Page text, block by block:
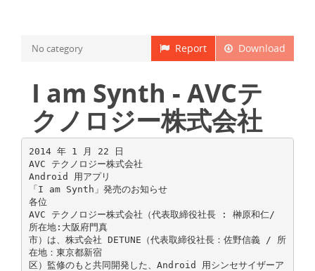
Download
Report
No category
I am Synth - AVCテ
クノロジー株式会社
2014 年 1 月 22 日
AVC テクノロジー株式会社
Android 用アプリ
「I am Synth」発売のお知らせ
各位
AVC テクノロジー株式会社（代表取締役社⻑ : 榊原和仁/
所在地:大阪府門真
市）は、株式会社 DETUNE（代表取締役社⻑：佐野信義 / 所
在地：東京都新宿
区）監修のもと共同開発した、Android 用シンセサイザーア